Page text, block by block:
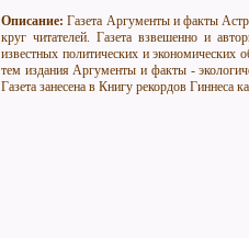
Описание: Газета Аргументы и факты
круг читателей. Газета взвешенно и
известных политических и экономических
тем издания Аргументы и факты -
Газета занесена в Книгу рекордов Гиннеса